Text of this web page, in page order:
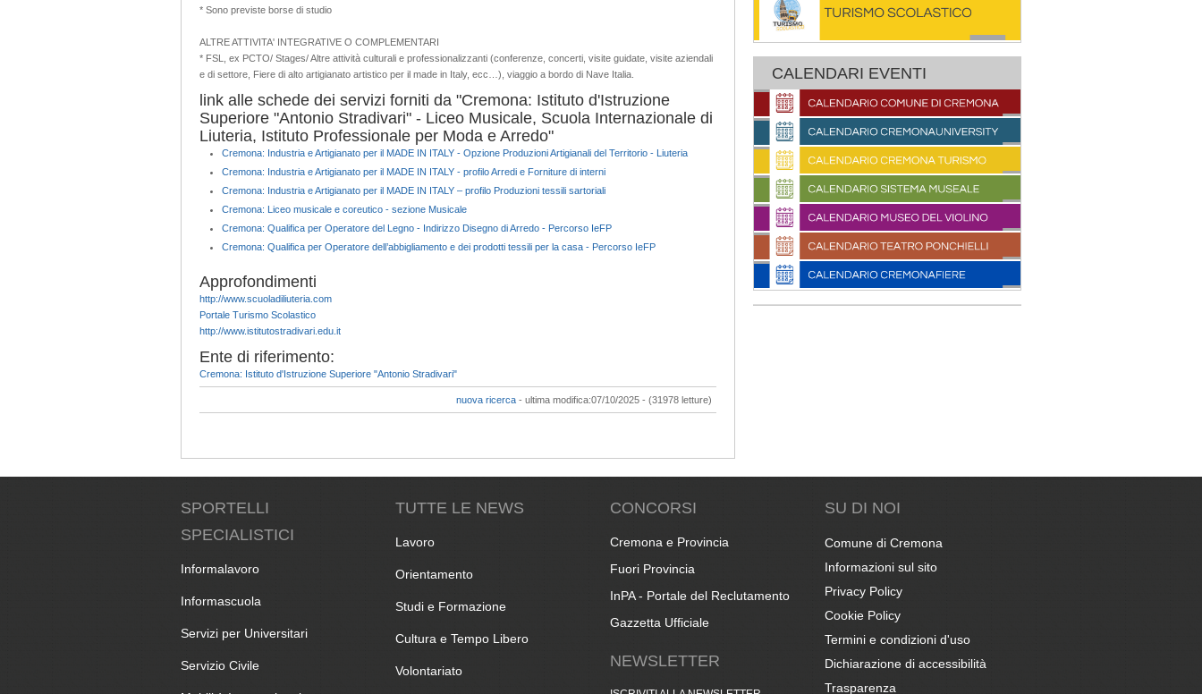
* Sono previste borse di studio
ALTRE ATTIVITA' INTEGRATIVE O COMPLEMENTARI
* FSL, ex PCTO/ Stages/ Altre attività culturali e professionalizzanti (conferenze, concerti, visite guidate, visite aziendali
e di settore, Fiere di alto artigianato artistico per il made in Italy, ecc…), viaggio a bordo di Nave Italia.
link alle schede dei servizi forniti da "Cremona: Istituto d'Istruzione
Superiore "Antonio Stradivari" - Liceo Musicale, Scuola Internazionale di
Liuteria, Istituto Professionale per Moda e Arredo"
Cremona: Industria e Artigianato per il MADE IN ITALY - Opzione Produzioni Artigianali del Territorio - Liuteria
Cremona: Industria e Artigianato per il MADE IN ITALY - profilo Arredi e Forniture di interni
Cremona: Industria e Artigianato per il MADE IN ITALY – profilo Produzioni tessili sartoriali
Cremona: Liceo musicale e coreutico - sezione Musicale
Cremona: Qualifica per Operatore del Legno - Indirizzo Disegno di Arredo - Percorso IeFP
Cremona: Qualifica per Operatore dell’abbigliamento e dei prodotti tessili per la casa - Percorso IeFP
Approfondimenti
http://www.scuoladiliuteria.com
Portale Turismo Scolastico
http://www.istitutostradivari.edu.it
Ente di riferimento:
Cremona: Istituto d'Istruzione Superiore "Antonio Stradivari"
nuova ricerca - ultima modifica:07/10/2025 - (31978 letture)
CALENDARI EVENTI
SPORTELLI
SPECIALISTICI
Informalavoro
Informascuola
Servizi per Universitari
Servizio Civile
TUTTE LE NEWS
Lavoro
Orientamento
Studi e Formazione
Cultura e Tempo Libero
Volontariato
CONCORSI
Cremona e Provincia
Fuori Provincia
InPA - Portale del Reclutamento
Gazzetta Ufficiale
NEWSLETTER
SU DI NOI
Comune di Cremona
Informazioni sul sito
Privacy Policy
Cookie Policy
Termini e condizioni d'uso
Dichiarazione di accessibilità
Trasparenza